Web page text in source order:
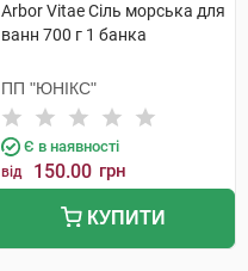
Arbor Vitae Сіль морська для
ванн 700 г 1 банка
ПП "ЮНІКС"
Є в наявності
від 150.00 грн
КУПИТИ